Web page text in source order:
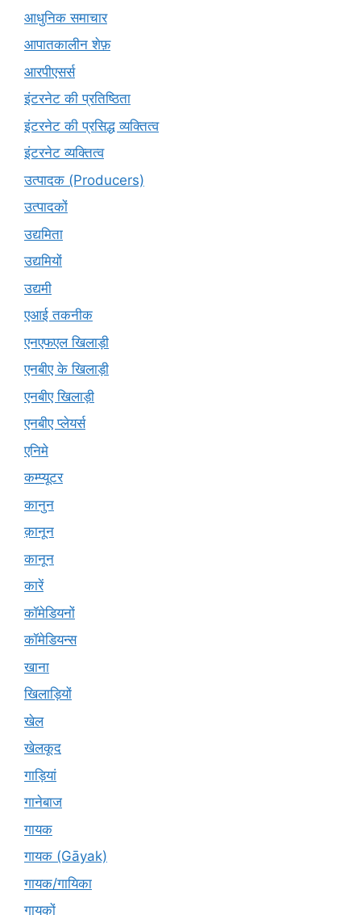
आधुनिक समाचार
आपातकालीन शेफ़
आरपीएसर्स
इंटरनेट की प्रतिष्ठिता
इंटरनेट की प्रसिद्ध व्यक्तित्व
इंटरनेट व्यक्तित्व
उत्पादक (Producers)
उत्पादकों
उद्यमिता
उद्यमियों
उद्यमी
एआई तकनीक
एनएफएल खिलाड़ी
एनबीए के खिलाड़ी
एनबीए खिलाड़ी
एनबीए प्लेयर्स
एनिमे
कम्प्यूटर
कानुन
क़ानून
कानून
कारें
कॉमेडियनों
कॉमेडियन्स
खाना
खिलाड़ियों
खेल
खेलकूद
गाड़ियां
गानेबाज
गायक
गायक (Gāyak)
गायक/गायिका
गायकों